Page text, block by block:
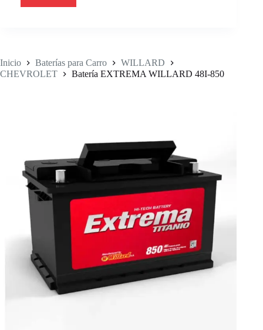
Inicio Baterías para Carro
WILLARD
CHEVROLET
Batería EXTREMA WILLARD 48I-850